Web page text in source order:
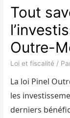
Tout
Outre-
Loi et fiscalité /
La loi Pinel
les
derniers